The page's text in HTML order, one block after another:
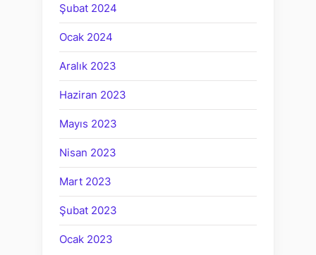
Şubat 2024
Ocak 2024
Aralık 2023
Haziran 2023
Mayıs 2023
Nisan 2023
Mart 2023
Şubat 2023
Ocak 2023